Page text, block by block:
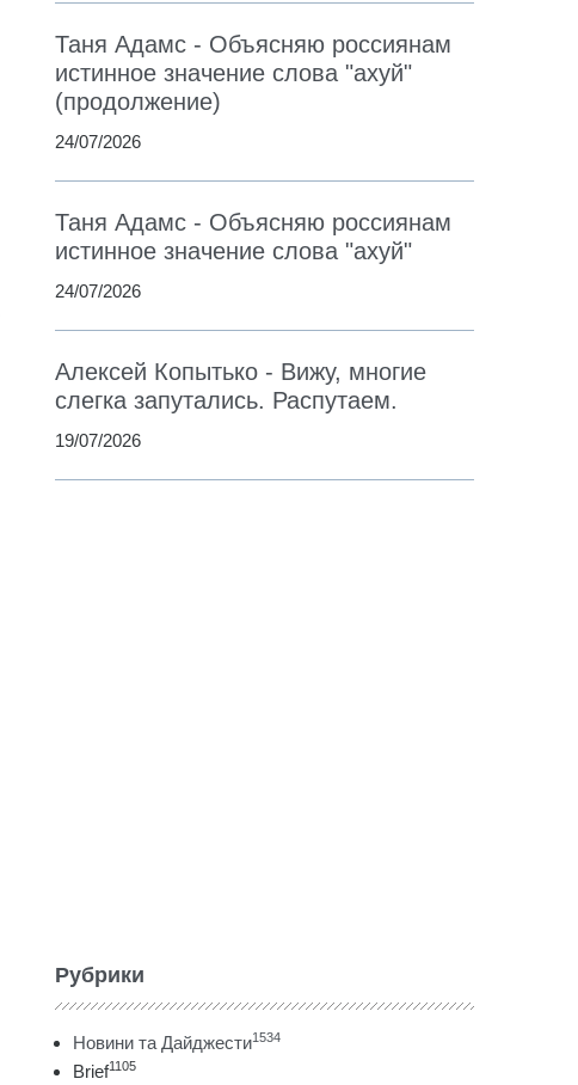
Таня Адамс - Объясняю россиянам
истинное значение слова "ахуй"
(продолжение)
24/07/2026
Таня Адамс - Объясняю россиянам
истинное значение слова "ахуй"
24/07/2026
Алексей Копытько - Вижу, многие
слегка запутались. Распутаем.
19/07/2026
Рубрики
Новини та Дайджести1534
Brief1105